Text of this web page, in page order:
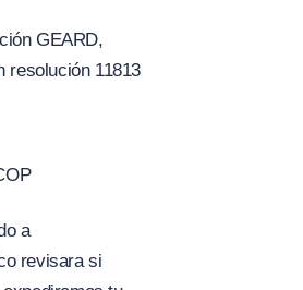
GEARD,
resolución 11813
a
revisara si